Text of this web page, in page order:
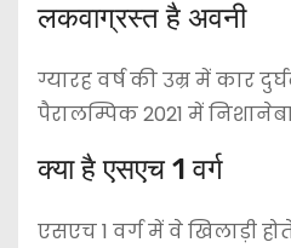
लकवाग्रस्त है अवनी
ग्यारह वर्ष की उम्र में कार
पैरालम्पिक 2021 में
क्या है एसएच 1 वर्ग
एसएच 1 वर्ग में वे खिलाड़ी